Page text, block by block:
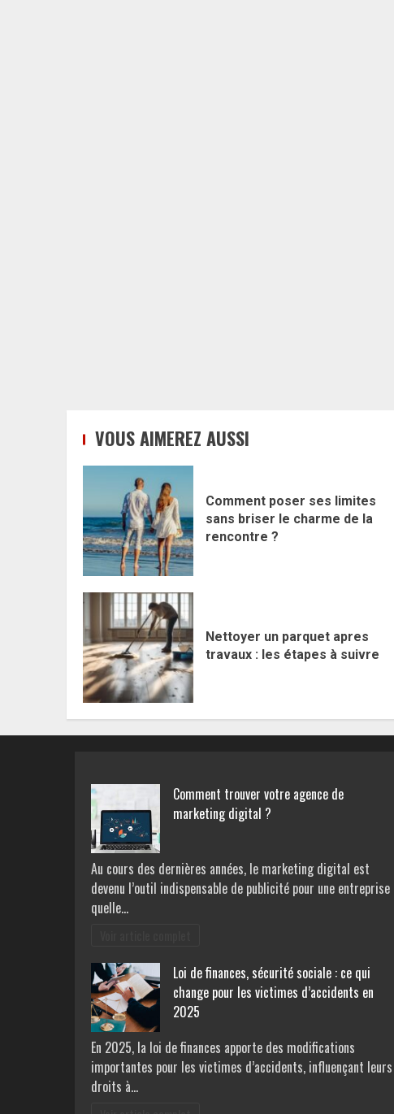
VOUS AIMEREZ AUSSI
Comment poser ses limites
sans briser le charme de la
rencontre ?
Nettoyer un parquet apres
travaux : les étapes à suivre
Comment trouver votre agence de
marketing digital ?
Au cours des dernières années, le marketing digital est
devenu l’outil indispensable de publicité pour une entreprise
quelle…
Loi de finances, sécurité sociale : ce qui
change pour les victimes d’accidents en
2025
En 2025, la loi de finances apporte des modifications
importantes pour les victimes d’accidents, influençant leurs
droits à…